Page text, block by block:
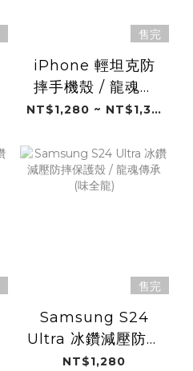
售完
iPhone 輕坦克防
摔手機殼 / 龍魂不
滅 (味全龍)
NT$1,280 ~ NT$1,380
售完
Samsung S24
Ultra 冰鑽減壓防摔
保護殼 / 龍魂傳承
NT$1,280